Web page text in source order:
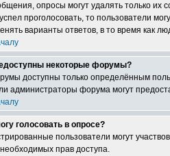
опросы могут удалять только
проголосовать, то пользователи
варианты ответов, в то время как
некоторые форумы?
доступны только определённым
администраторы форума могут
голосовать в опросе?
пользователи могут
прав доступа.